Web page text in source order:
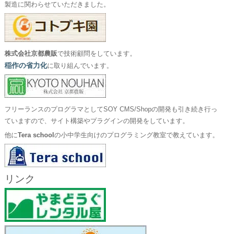
製造に関わらせていただきました。
株式会社京都農販で技術顧問をしています。
稲作の省力化に取り組んでいます。
フリーランスのプログラマとしてSOY CMS/Shopの開発も引き続き行っ
ていますので、サイト構築やプラグインの開発をしています。
他にTera school の小中学生向けのプログラミング教室で教えています。
リンク